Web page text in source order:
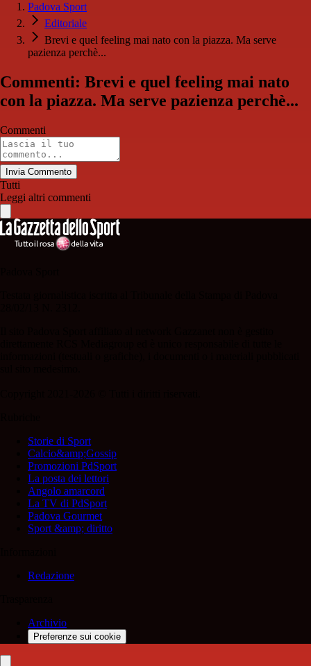
Padova Sport
Editoriale
Brevi e quel feeling mai nato con la piazza. Ma serve
pazienza perchè...
Commenti: Brevi e quel feeling mai nato
con la piazza. Ma serve pazienza perchè...
Commenti
Invia Commento
Tutti
Leggi altri commenti
Storie di Sport
Calcio&amp;Gossip
Promozioni PdSport
La posta dei lettori
Angolo amarcord
La TV di PdSport
Padova Gourmet
Sport &amp; diritto
Redazione
Archivio
Preferenze sui cookie